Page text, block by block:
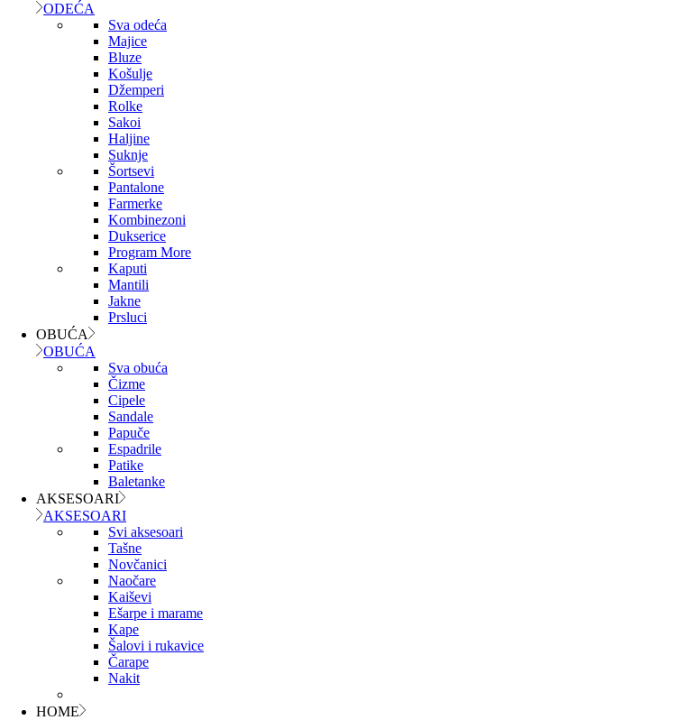
ODEĆA
Sva odeća
Majice
Bluze
Košulje
Džemperi
Rolke
Sakoi
Haljine
Suknje
Šortsevi
Pantalone
Farmerke
Kombinezoni
Dukserice
Program More
Kaputi
Mantili
Jakne
Prsluci
OBUĆA
OBUĆA
Sva obuća
Čizme
Cipele
Sandale
Papuče
Espadrile
Patike
Baletanke
AKSESOARI
AKSESOARI
Svi aksesoari
Tašne
Novčanici
Naočare
Kaiševi
Ešarpe i marame
Kape
Šalovi i rukavice
Čarape
Nakit
HOME